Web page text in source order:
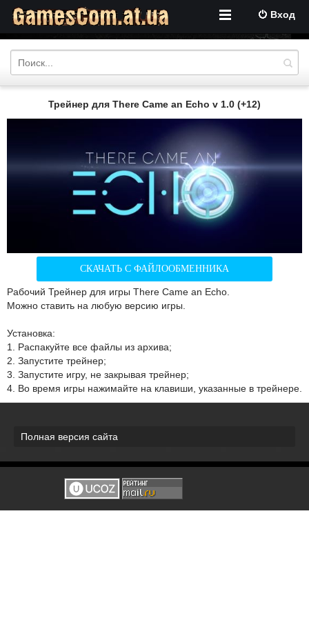
Вход
Трейнер для There Came an Echo v 1.0 (+12)
СКАЧАТЬ С ФАЙЛООБМЕННИКА
Рабочий Трейнер для игры There Came an Echo.
Можно ставить на любую версию игры.
Установка:
1. Распакуйте все файлы из архива;
2. Запустите трейнер;
3. Запустите игру, не закрывая трейнер;
4. Во время игры нажимайте на клавиши, указанные в трейнере.
Полная версия сайта